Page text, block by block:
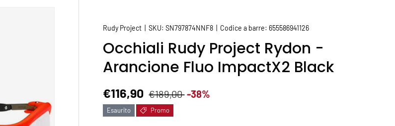
Rudy Project |SKU: SN797874NNF8 Codice a barre: 655586941126
Occhiali Rudy Project Rydon -
Arancione Fluo ImpactX2 Black
Prezzo di vendita
€116,90 Prezzo normale
€189,00 -38%
Esaurito Promo